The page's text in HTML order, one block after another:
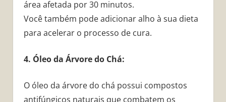
área afetada por 30 minutos.
Você também pode adicionar alho à sua dieta
para acelerar o processo de cura.
4. Óleo da Árvore do Chá:
O óleo da árvore do chá possui compostos
antifúngicos naturais que combatem os